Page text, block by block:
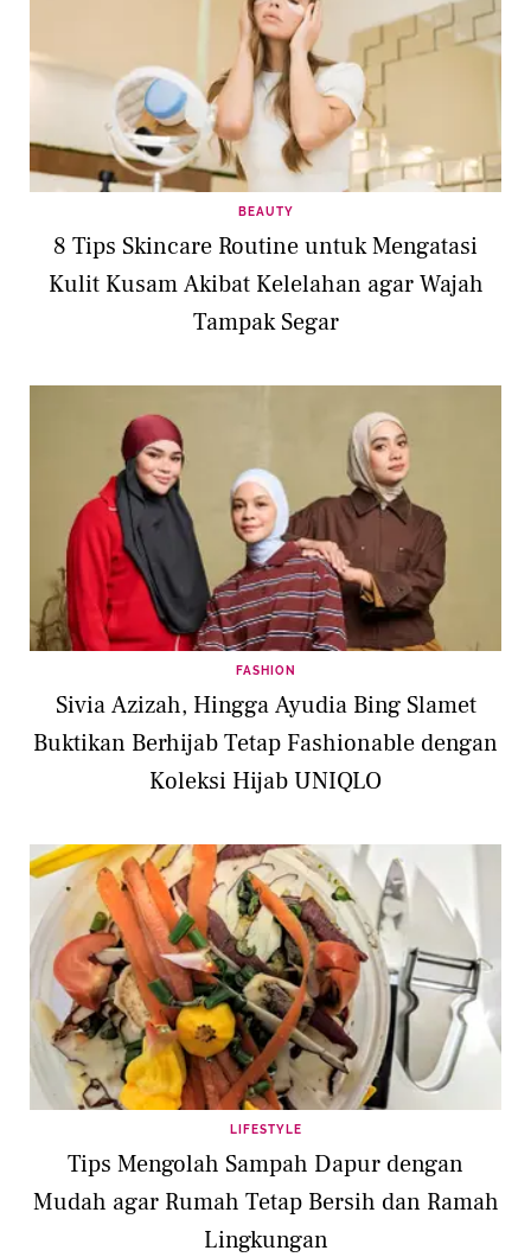
BEAUTY
8 Tips Skincare Routine untuk Mengatasi
Kulit Kusam Akibat Kelelahan agar Wajah
Tampak Segar
FASHION
Sivia Azizah, Hingga Ayudia Bing Slamet
Buktikan Berhijab Tetap Fashionable dengan
Koleksi Hijab UNIQLO
LIFESTYLE
Tips Mengolah Sampah Dapur dengan
Mudah agar Rumah Tetap Bersih dan Ramah
Lingkungan